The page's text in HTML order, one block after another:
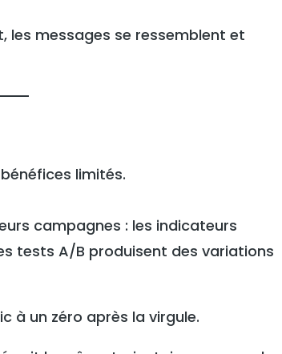
les messages se ressemblent et
limités.
campagnes : les indicateurs
tests A/B produisent des variations
à un zéro après la virgule.